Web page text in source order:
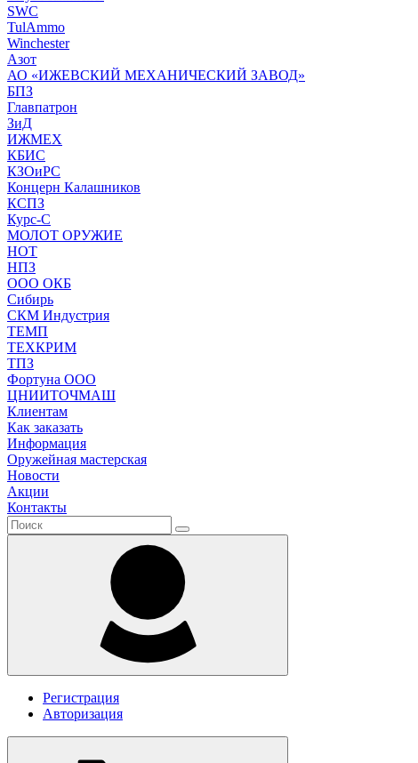
SWC
TulAmmo
Winchester
Азот
АО «ИЖЕВСКИЙ МЕХАНИЧЕСКИЙ ЗАВОД»
БПЗ
Главпатрон
ЗиД
ИЖМЕХ
КБИС
КЗОиРС
Концерн Калашников
КСПЗ
Курс-С
МОЛОТ ОРУЖИЕ
НОТ
НПЗ
ООО ОКБ
Сибирь
СКМ Индустрия
ТЕМП
ТЕХКРИМ
ТПЗ
Фортуна ООО
ЦНИИТОЧМАШ
Клиентам
Как заказать
Информация
Оружейная мастерская
Новости
Акции
Контакты
Регистрация
Авторизация